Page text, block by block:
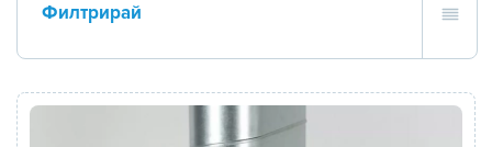
Филтрирай